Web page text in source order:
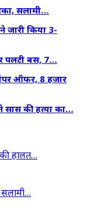
सलामी…
जारी किया 3-
पलटी बस, 7…
ऑफर, 8 हजार
सास की हत्या का…
हालत…